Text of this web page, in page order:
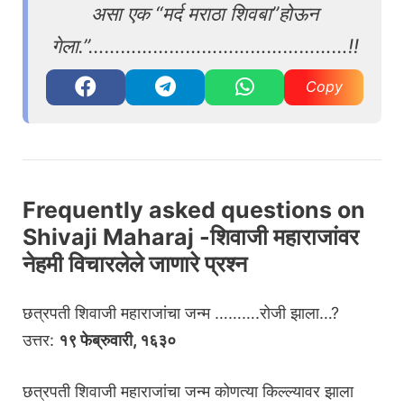
असा एक “मर्द मराठा शिवबा”होऊन
गेला.”……………………​……………………!!
Copy
Frequently asked questions on
Shivaji Maharaj -शिवाजी महाराजांवर
नेहमी विचारलेले जाणारे प्रश्न
छत्रपती शिवाजी महाराजांचा जन्म ……….रोजी झाला…?
उत्तर: १९ फेब्रुवारी, १६३०
छत्रपती शिवाजी महाराजांचा जन्म कोणत्या किल्ल्यावर झाला